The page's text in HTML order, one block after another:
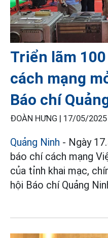
Triển lãm
cách mạng
Báo chí
ĐOÀN HƯNG | 17/05/2025
Quảng Ninh - Ngày
báo chí cách mạng
của tỉnh khai mạc,
hội Báo chí Quảng